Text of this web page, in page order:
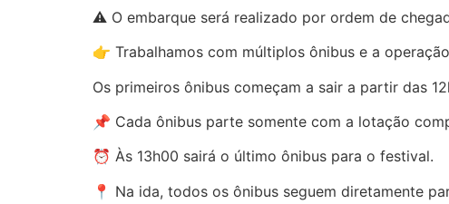
⚠️ O embarque será realizado por ordem de
👉 Trabalhamos com múltiplos ônibus e a
Os primeiros ônibus começam a sair a partir das
📌 Cada ônibus parte somente com a lotação
⏰ Às 13h00 sairá o último ônibus para o festival.
📍 Na ida, todos os ônibus seguem diretamente